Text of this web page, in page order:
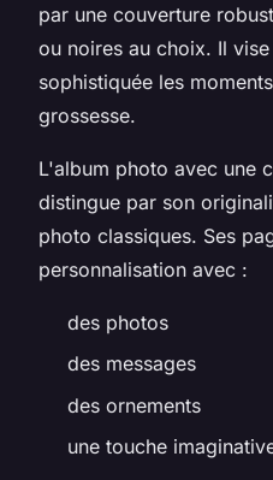
par une couverture
ou noires au choix. Il
sophistiquée les
grossesse.
L'album photo avec une
distingue par son
photo classiques. Ses
personnalisation avec :
des photos
des messages
des ornements
une touche